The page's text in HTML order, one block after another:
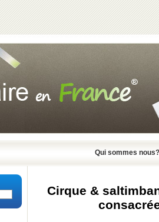
Qui sommes nous?
Cirque &